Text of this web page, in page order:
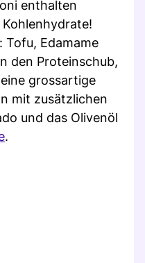
enthalten
Kohlenhydrate!
Tofu, Edamame
den Proteinschub,
grossartige
mit zusätzlichen
und das Olivenöl
.